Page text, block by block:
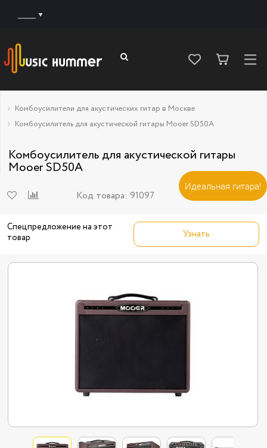
Комбоусилители для акустических гитар в Москве
Комбоусилитель для акустической гитары Mooer SD50A
Комбоусилитель для акустической гитары
Mooer SD50A
Код товара: 91097
Спецпредложение на этот
товар
Узнать
Идеальная гитара!